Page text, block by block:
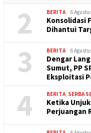
2 BERITA 6
Konsolidasi
Dihantui
3 BERITA 6
Dengar
Sumut, PP
Eksploitasi
4 BERITA SERBA
Ketika Unjuk
Perjuangan